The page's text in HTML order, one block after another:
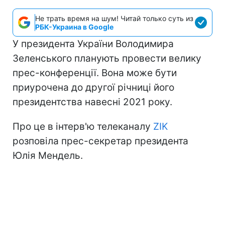
Не трать время на шум! Читай только суть из
РБК-Украина в Google
У президента України Володимира
Зеленського планують провести велику
прес-конференції. Вона може бути
приурочена до другої річниці його
президентства навесні 2021 року.
Про це в інтерв'ю телеканалу ZIK
розповіла прес-секретар президента
Юлія Мендель.